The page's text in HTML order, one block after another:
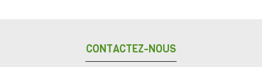
CONTACTEZ-NOUS